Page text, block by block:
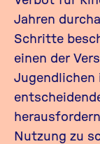
Jahren
Schritte
einen der
Jugendlichen
Nutzung zu